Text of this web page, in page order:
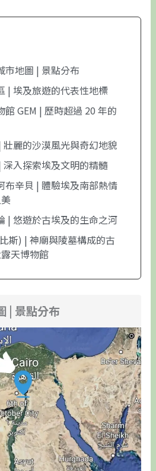
市地圖 | 景點分布
| 埃及旅遊的代表性地標
館 GEM | 歷時超過 20 年的
壯麗的沙漠風光與奇幻地貌
深入探索埃及文明的精髓
布辛貝 | 體驗埃及南部熱情
| 悠遊於古埃及的生命之河
斯) | 神廟與陵墓構成的古
天博物館
| 景點分布